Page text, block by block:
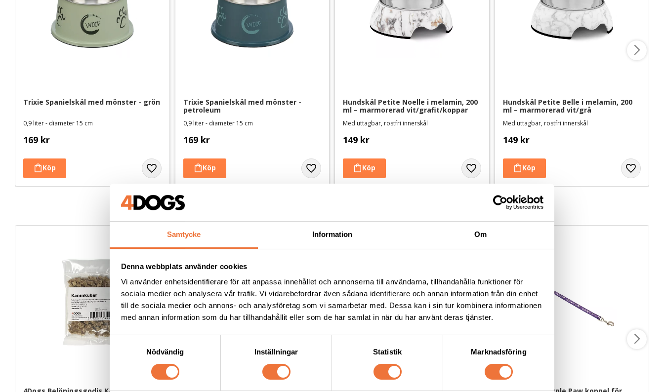
Samtycke Information Om
Denna webbplats använder cookies
Vi använder enhetsidentifierare för att anpassa innehållet och annonserna till användarna, tillhandahålla funktioner för
sociala medier och analysera vår trafik. Vi vidarebefordrar även sådana identifierare och annan information från din enhet
till de sociala medier och annons- och analysföretag som vi samarbetar med. Dessa kan i sin tur kombinera informationen
med annan information som du har tillhandahållit eller som de har samlat in när du har använt deras tjänster.
Nödvändig Inställningar Statistik Marknadsföring
Trixie Spanielskål med mönster - grön
0,9 liter - diameter 15 cm
169 kr
Trixie Spanielskål med mönster -
petroleum
0,9 liter - diameter 15 cm
169 kr
Hundskål Petite Noelle i melamin, 200
ml – marmorerad vit/grafit/koppar
Med uttagbar, rostfri innerskål
149 kr
Hundskål Petite Belle i melamin, 200
ml – marmorerad vit/grå
Med uttagbar, rostfri innerskål
149 kr